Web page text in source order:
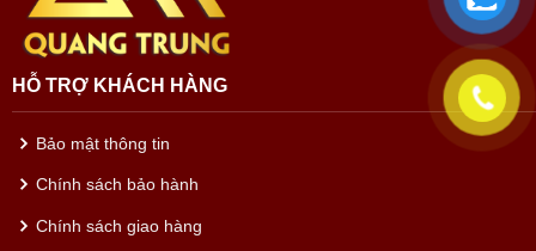
HỖ TRỢ KHÁCH HÀNG
Bảo mật thông tin
Chính sách bảo hành
Chính sách giao hàng